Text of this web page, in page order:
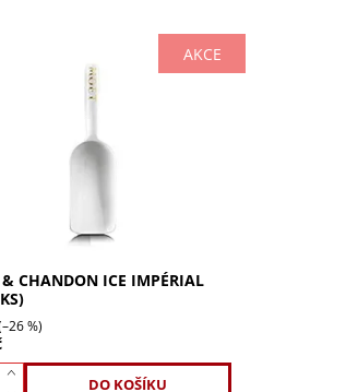
AKCE
Chandon ICE Impérial lopatka
Stylový doplněk pro osvěžující
Ideální dárek pro...
& CHANDON ICE IMPÉRIAL
%)